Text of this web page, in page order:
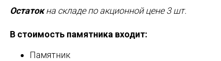
Остатокна складе по акционной цене 3 шт.
В стоимость памятника входит:
Памятник